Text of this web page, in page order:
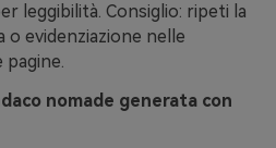
leggibilità. Consiglio: ripeti la
o evidenziazione nelle
pagine.
nomade generata con